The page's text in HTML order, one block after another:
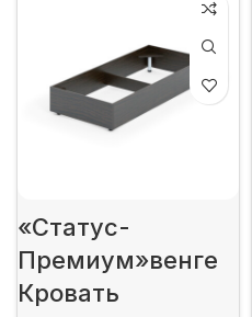
«Статус-
Премиум»венге
Кровать